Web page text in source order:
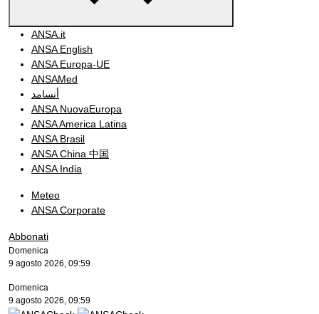
ANSA.it
ANSA English
ANSA Europa-UE
ANSAMed
أنسامد
ANSA NuovaEuropa
ANSA America Latina
ANSA Brasil
ANSA China 中国
ANSA India
Meteo
ANSA Corporate
Abbonati
Domenica
9 agosto 2026, 09:59
Domenica
9 agosto 2026, 09:59